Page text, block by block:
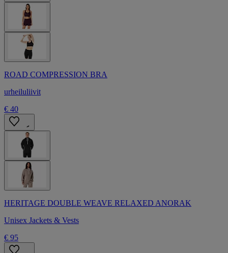
ROAD COMPRESSION BRA
urheiluliivit
€ 40
HERITAGE DOUBLE WEAVE RELAXED ANORAK
Unisex Jackets & Vests
€ 95